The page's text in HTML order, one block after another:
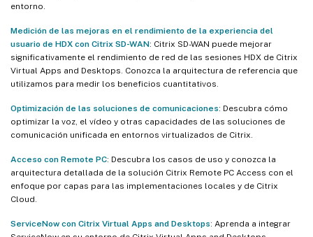
entorno.
Medición de las mejoras en el rendimiento de la experiencia del
usuario de HDX con Citrix SD-WAN: Citrix SD-WAN puede mejorar
significativamente el rendimiento de red de las sesiones HDX de Citrix
Virtual Apps and Desktops. Conozca la arquitectura de referencia que
utilizamos para medir los beneficios cuantitativos.
Optimización de las soluciones de comunicaciones: Descubra cómo
optimizar la voz, el vídeo y otras capacidades de las soluciones de
comunicación unificada en entornos virtualizados de Citrix.
Acceso con Remote PC: Descubra los casos de uso y conozca la
arquitectura detallada de la solución Citrix Remote PC Access con el
enfoque por capas para las implementaciones locales y de Citrix
Cloud.
ServiceNow con Citrix Virtual Apps and Desktops: Aprenda a integrar